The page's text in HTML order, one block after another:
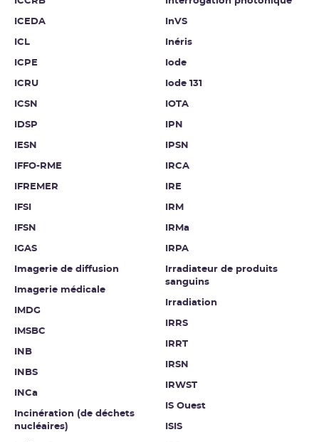
ICEDA
ICL
ICPE
ICRU
ICSN
IDSP
IESN
IFFO-RME
IFREMER
IFSI
IFSN
IGAS
Imagerie de diffusion
Imagerie médicale
IMDG
IMSBC
INB
INBS
INCa
Incinération (de déchets
nucléaires)
InVS
Inéris
Iode
Iode 131
IOTA
IPN
IPSN
IRCA
IRE
IRM
IRMa
IRPA
Irradiateur de produits
sanguins
Irradiation
IRRS
IRRT
IRSN
IRWST
IS Ouest
ISIS